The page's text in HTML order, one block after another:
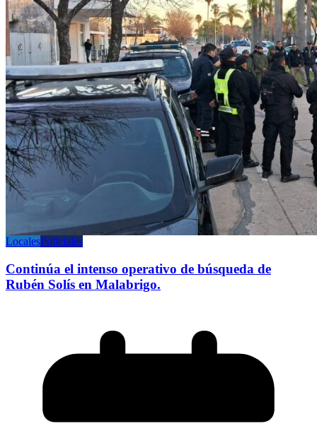
LocalesPoliciales
Continúa el intenso operativo de búsqueda de
Rubén Solís en Malabrigo.